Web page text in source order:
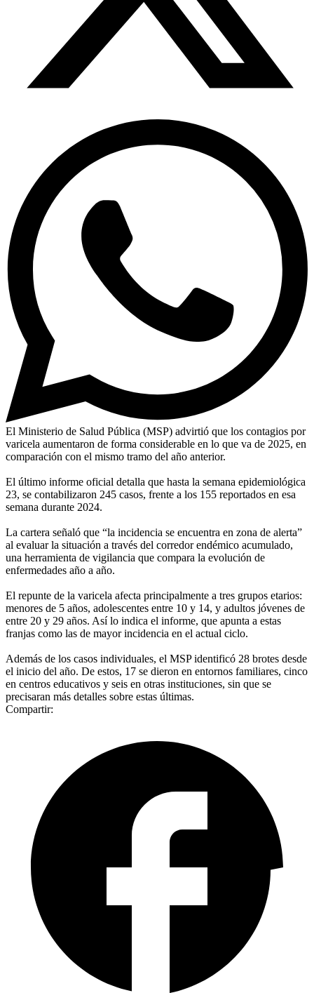
El Ministerio de Salud Pública (MSP) advirtió que los contagios por
varicela aumentaron de forma considerable en lo que va de 2025, en
comparación con el mismo tramo del año anterior.
El último informe oficial detalla que hasta la semana epidemiológica
23, se contabilizaron 245 casos, frente a los 155 reportados en esa
semana durante 2024.
La cartera señaló que “la incidencia se encuentra en zona de alerta”
al evaluar la situación a través del corredor endémico acumulado,
una herramienta de vigilancia que compara la evolución de
enfermedades año a año.
El repunte de la varicela afecta principalmente a tres grupos etarios:
menores de 5 años, adolescentes entre 10 y 14, y adultos jóvenes de
entre 20 y 29 años. Así lo indica el informe, que apunta a estas
franjas como las de mayor incidencia en el actual ciclo.
Además de los casos individuales, el MSP identificó 28 brotes desde
el inicio del año. De estos, 17 se dieron en entornos familiares, cinco
en centros educativos y seis en otras instituciones, sin que se
precisaran más detalles sobre estas últimas.
Compartir: